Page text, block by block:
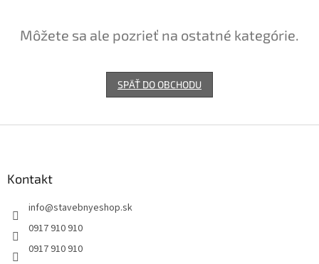
Môžete sa ale pozrieť na ostatné kategórie.
SPÄŤ DO OBCHODU
Kontakt
info@stavebnyeshop.sk
0917 910 910
0917 910 910